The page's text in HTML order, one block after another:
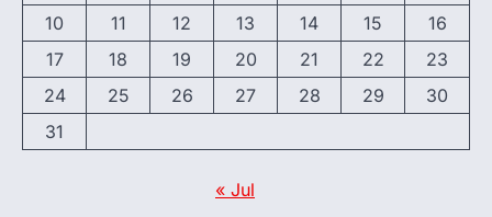
10
11 12 13 14 15
16
17
18 19 20 21 22
23
24
25 26 27 28 29
30
31
« Jul